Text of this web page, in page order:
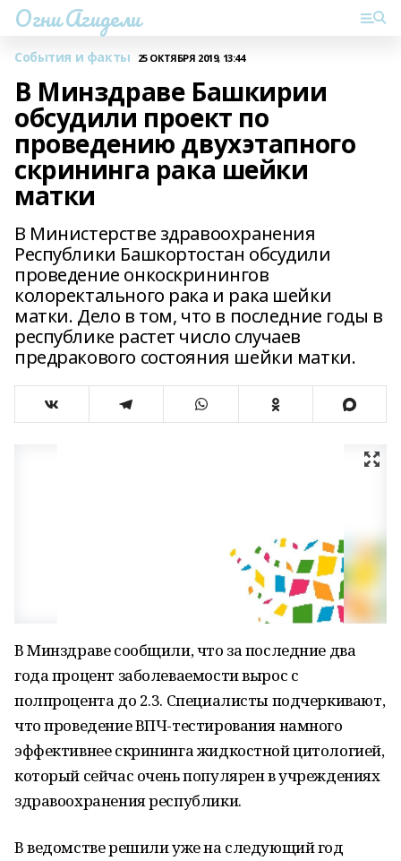
Огни Агидели
События и факты 25 ОКТЯБРЯ 2019, 13:44
В Минздраве Башкирии
обсудили проект по
проведению двухэтапного
скрининга рака шейки
матки
В Министерстве здравоохранения
Республики Башкортостан обсудили
проведение онкоскринингов
колоректального рака и рака шейки
матки. Дело в том, что в последние годы в
республике растет число случаев
предракового состояния шейки матки.
В Минздраве сообщили, что за последние два
года процент заболеваемости вырос с
полпроцента до 2.3. Специалисты подчеркивают,
что проведение ВПЧ-тестирования намного
эффективнее скрининга жидкостной цитологией,
который сейчас очень популярен в учреждениях
здравоохранения республики.
В ведомстве решили уже на следующий год